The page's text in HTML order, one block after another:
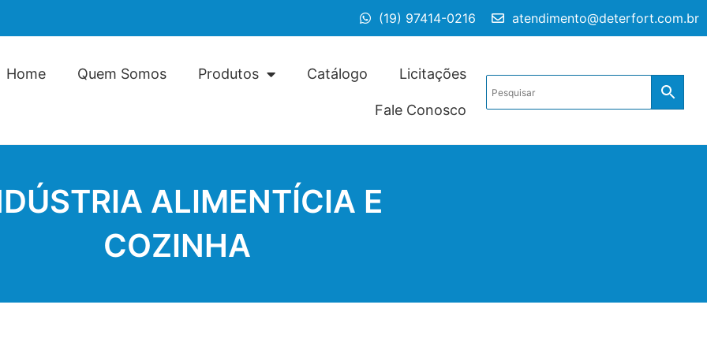
(19) 97414-0216 atendimento@deterfort.com.br
Home Quem Somos Produtos Catálogo Licitações
Fale Conosco
ALIMENTÍCIA E
COZINHA